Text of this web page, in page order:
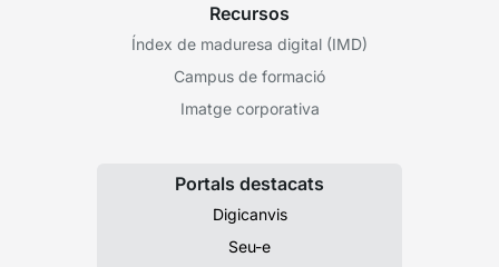
Recursos
Índex de maduresa digital (IMD)
Campus de formació
Imatge corporativa
Portals destacats
Digicanvis
Seu-e